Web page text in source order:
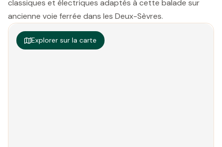
classiques et électriques adaptés à cette balade sur
ancienne voie ferrée dans les Deux-Sèvres.
Explorer sur la carte